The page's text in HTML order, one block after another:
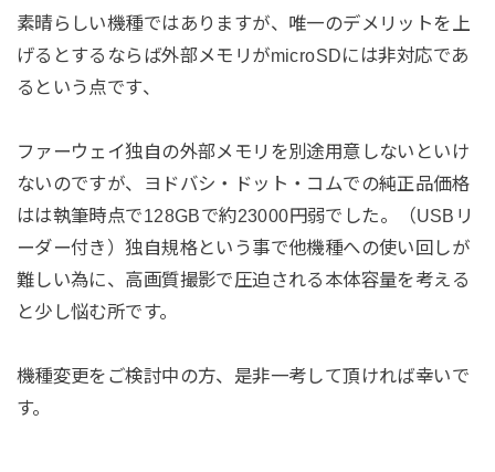
素晴らしい機種ではありますが、唯一のデメリットを上
げるとするならば外部メモリがmicroSDには非対応であ
るという点です、
ファーウェイ独自の外部メモリを別途用意しないといけ
ないのですが、ヨドバシ・ドット・コムでの純正品価格
はは執筆時点で128GBで約23000円弱でした。（USBリ
ーダー付き）独自規格という事で他機種への使い回しが
難しい為に、高画質撮影で圧迫される本体容量を考える
と少し悩む所です。
機種変更をご検討中の方、是非一考して頂ければ幸いで
す。